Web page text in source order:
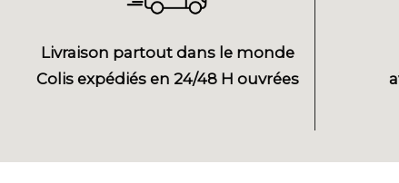
Livraison partout dans le monde
Colis expédiés en 24/48 H ouvrées